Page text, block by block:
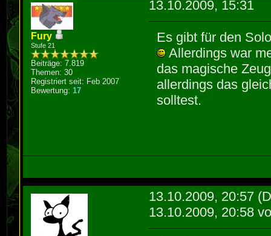
Fury
Stufe 21
Beiträge: 7.819
Themen: 30
Registriert seit: Feb 2007
Bewertung: 17
13.10.2009, 15:31
Es gibt für den
Allerdings war
das magische
allerdings das
solltest.
13.10.2009, 20:57
13.10.2009, 20:58